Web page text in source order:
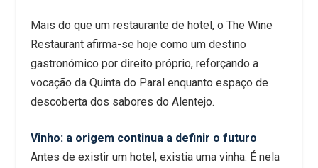
Mais do que um restaurante de hotel, o The Wine
Restaurant afirma-se hoje como um destino
gastronómico por direito próprio, reforçando a
vocação da Quinta do Paral enquanto espaço de
descoberta dos sabores do Alentejo.
Vinho: a origem continua a definir o futuro
Antes de existir um hotel, existia uma vinha. É nela